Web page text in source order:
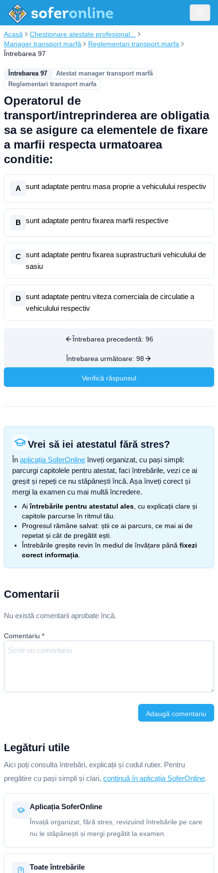
Acasă
Chestionare atestate profesional...
Manager transport marfă
Reglementari transport marfa
Întrebarea 97
Întrebarea 97
Atestat manager transport marfă
Reglementari transport marfa
Operatorul de
transport/intreprinderea are obligatia
sa se asigure ca elementele de fixare
a marfii respecta urmatoarea
conditie:
A sunt adaptate pentru masa proprie a vehiculului respectiv
B sunt adaptate pentru fixarea marfii respective
C
sunt adaptate pentru fixarea suprastructurii vehiculului de
sasiu
D
sunt adaptate pentru viteza comerciala de circulatie a
vehiculului respectiv
Întrebarea precedentă: 96
Întrebarea următoare: 98
Verifică răspunsul
Vrei să iei atestatul fără stres?
În aplicația SoferOnline înveți organizat, cu pași simpli:
parcurgi capitolele pentru atestat, faci întrebările, vezi ce ai
greșit și repeți ce nu stăpânești încă. Așa înveți corect și
mergi la examen cu mai multă încredere.
Aiîntrebările pentru atestatul ales , cu explicații clare și
capitole parcurse în ritmul tău.
Progresul rămâne salvat: știi ce ai parcurs, ce mai ai de
repetat și cât de pregătit ești.
Întrebările greșite revin în mediul de învățare până fixezi
corect informația
Comentarii
Nu există comentarii aprobate încă.
Comentariu *
Adaugă comentariu
Legături utile
Aici poți consulta întrebări, explicații și codul rutier. Pentru
pregătire cu pași simpli și clari, continuă în aplicația SoferOnline.
Aplicația SoferOnline
Învață organizat, fără stres, revizuind întrebările pe care
nu le stăpânești și mergi pregătit la examen.
Toate întrebările